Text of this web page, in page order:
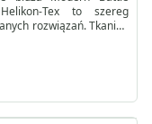
Tex to szereg
rozwiązań. Tkanina
pod pachami
a jednocześnie
cyrkulację